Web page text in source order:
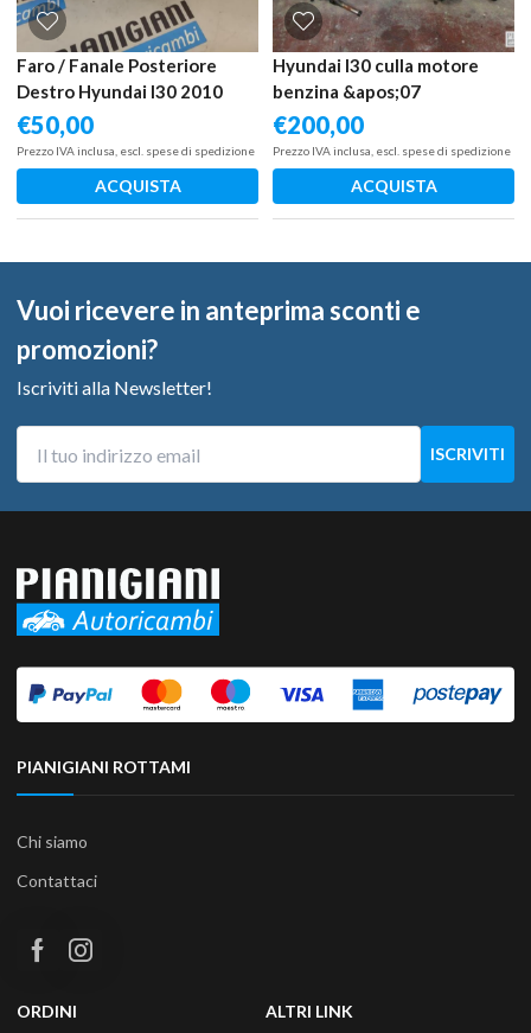
Faro / Fanale Posteriore
Destro Hyundai I30 2010
€50,00
Prezzo IVA inclusa, escl. spese di spedizione
ACQUISTA
Hyundai I30 culla motore
benzina &apos;07
€200,00
Prezzo IVA inclusa, escl. spese di spedizione
ACQUISTA
Vuoi ricevere in anteprima sconti e
promozioni?
Iscriviti alla Newsletter!
PIANIGIANI ROTTAMI
Chi siamo
Contattaci
ORDINI ALTRI LINK